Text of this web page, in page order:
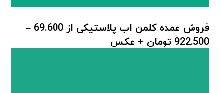
فروش عمده کلمن اب پلاستیکی از 69.600 –
922.500 تومان + عکس